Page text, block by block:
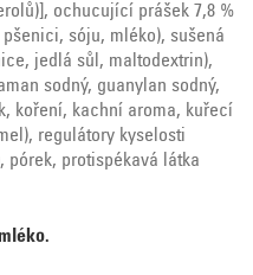
ochucující prášek 7,8 %
sóju, mléko), sušená
jedlá sůl, maltodextrin),
sodný, guanylan sodný,
koření, kachní aroma, kuřecí
regulátory kyselosti
pórek, protispékavá látka